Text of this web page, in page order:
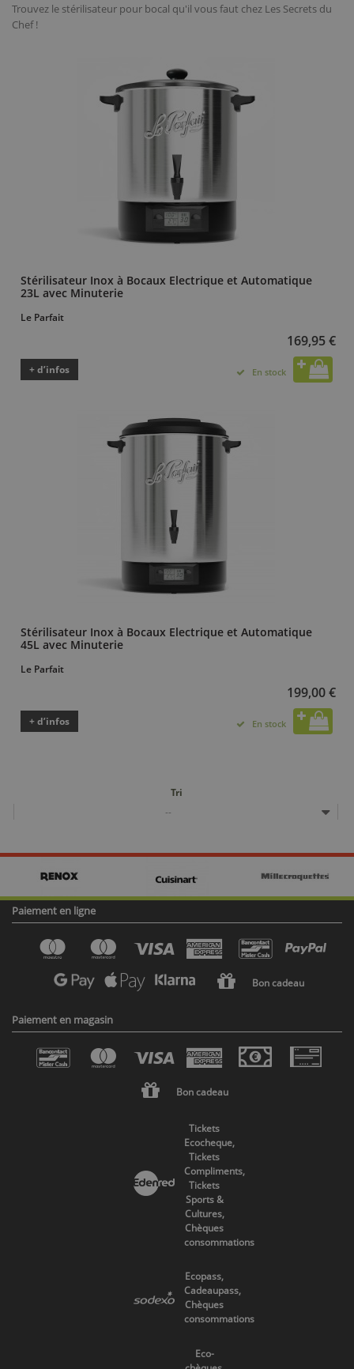
Trouvez le stérilisateur pour bocal qu'il vous faut chez Les Secrets du
Chef !
Stérilisateur Inox à Bocaux Electrique et Automatique
23L avec Minuterie
Le Parfait
169,95 €
+ d’infos En stock
Stérilisateur Inox à Bocaux Electrique et Automatique
45L avec Minuterie
Le Parfait
199,00 €
+ d’infos En stock
Tri
--
Paiement en ligne
Bon cadeau
Paiement en magasin
Bon cadeau
Tickets
Ecocheque,
Tickets
Compliments,
Tickets
Sports &
Cultures,
Chèques
consommations
Ecopass,
Cadeaupass,
Chèques
consommations
Eco-